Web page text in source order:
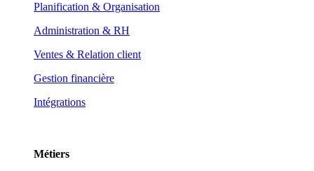
Planification & Organisation
Administration & RH
Ventes & Relation client
Gestion financière
Intégrations
Métiers